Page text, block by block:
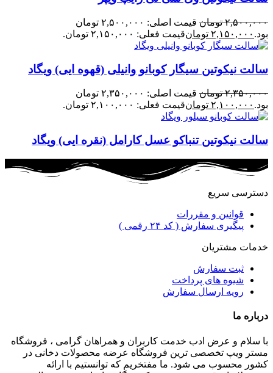
۲,۵۰۰,۰۰۰ تومان
قیمت اصلی: ۲,۵۰۰,۰۰۰ تومان
بود. ۲,۱۵۰,۰۰۰ تومانقیمت فعلی: ۲,۱۵۰,۰۰۰ تومان.
سالت نیکوتین سیگار کوبانو وانیلی (قهوه ایی) ویگاد
۲,۳۵۰,۰۰۰ تومان
قیمت اصلی: ۲,۳۵۰,۰۰۰ تومان
بود. ۲,۱۰۰,۰۰۰ تومانقیمت فعلی: ۲,۱۰۰,۰۰۰ تومان.
سالت نیکوتین تنباکو عسل کارامل (نقره ایی) ویگاد
دسترسی سریع
قوانین و مقررات
پیگیری سفارش ( کد ۲۴ رقمی )
خدمات مشتریان
ثبت سفارش
شیوه های پرداخت
رویه ارسال سفارش
درباره ما
با سلام و عرض ادب خدمت کاربران و همراهان گرامی ، فروشگاه
مستر ویپ تخصصی ترین فروشگاه عرضه محصولات دخانی در
کشور محسوب می شود. ما مفتخریم که توانستیم با ارائه